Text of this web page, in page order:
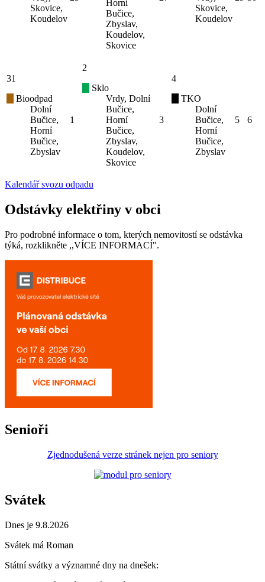
Skovice,
Koudelov
Horní
Bučice,
Zbyslav,
Koudelov,
Skovice
Skovice,
Koudelov
31
Bioodpad
Dolní
Bučice,
Horní
Bučice,
Zbyslav
1
2
Sklo
Vrdy, Dolní
Bučice,
Horní
Bučice,
Zbyslav,
Koudelov,
Skovice
3
4
TKO
Dolní
Bučice,
Horní
Bučice,
Zbyslav
5 6
Kalendář svozu odpadu
Odstávky elektřiny v obci
Pro podrobné informace o tom, kterých nemovitostí se odstávka
týká, rozklikněte ,,VÍCE INFORMACÍ".
Senioři
Zjednodušená verze stránek nejen pro seniory
Svátek
Dnes je 9.8.2026
Svátek má Roman
Státní svátky a významné dny na dnešek: